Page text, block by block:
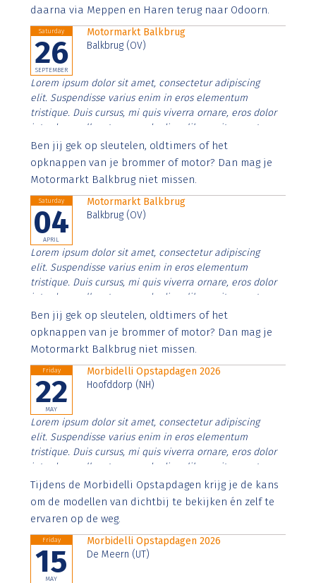
daarna via Meppen en Haren terug naar Odoorn.
Saturday
26
SEPTEMBER
Motormarkt Balkbrug
Balkbrug (OV)
Lorem ipsum dolor sit amet, consectetur adipiscing
elit. Suspendisse varius enim in eros elementum
tristique. Duis cursus, mi quis viverra ornare, eros dolor
interdum nulla, ut commodo diam libero vitae erat.
Aenean faucibus nibh et justo cursus id rutrum lorem
imperdiet. Nunc ut sem vitae risus tristique posuere.
Ben jij gek op sleutelen, oldtimers of het
opknappen van je brommer of motor? Dan mag je
Motormarkt Balkbrug niet missen.
Saturday
04
APRIL
Motormarkt Balkbrug
Balkbrug (OV)
Lorem ipsum dolor sit amet, consectetur adipiscing
elit. Suspendisse varius enim in eros elementum
tristique. Duis cursus, mi quis viverra ornare, eros dolor
interdum nulla, ut commodo diam libero vitae erat.
Aenean faucibus nibh et justo cursus id rutrum lorem
imperdiet. Nunc ut sem vitae risus tristique posuere.
Ben jij gek op sleutelen, oldtimers of het
opknappen van je brommer of motor? Dan mag je
Motormarkt Balkbrug niet missen.
Friday
22
MAY
Morbidelli Opstapdagen 2026
Hoofddorp (NH)
Lorem ipsum dolor sit amet, consectetur adipiscing
elit. Suspendisse varius enim in eros elementum
tristique. Duis cursus, mi quis viverra ornare, eros dolor
interdum nulla, ut commodo diam libero vitae erat.
Aenean faucibus nibh et justo cursus id rutrum lorem
imperdiet. Nunc ut sem vitae risus tristique posuere.
Tijdens de Morbidelli Opstapdagen krijg je de kans
om de modellen van dichtbij te bekijken én zelf te
ervaren op de weg.
Friday
15
MAY
Morbidelli Opstapdagen 2026
De Meern (UT)